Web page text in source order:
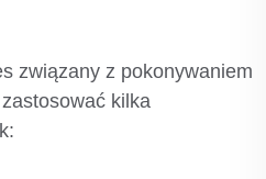
związany z pokonywaniem
kilka